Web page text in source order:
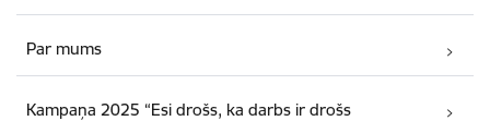
Par mums
Kampaņa 2025 “Esi drošs, ka darbs ir drošs